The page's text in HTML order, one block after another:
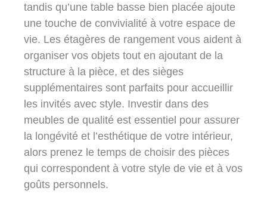
tandis qu’une table basse bien placée ajoute
une touche de convivialité à votre espace de
vie. Les étagères de rangement vous aident à
organiser vos objets tout en ajoutant de la
structure à la pièce, et des sièges
supplémentaires sont parfaits pour accueillir
les invités avec style. Investir dans des
meubles de qualité est essentiel pour assurer
la longévité et l’esthétique de votre intérieur,
alors prenez le temps de choisir des pièces
qui correspondent à votre style de vie et à vos
goûts personnels.